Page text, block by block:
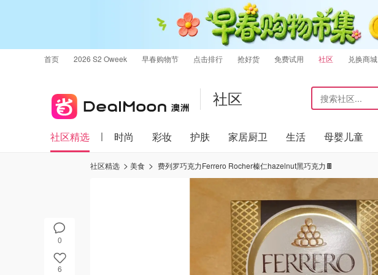
首页 2026 S2 Oweek 早春购物节 点击排行 抢好货 免费试用 社区 兑换商城
社区
社区精选 时尚 彩妆 护肤 家居厨卫 生活 母婴儿童
0
6
社区精选 美食 费列罗巧克力Ferrero Rocher榛仁hazelnut黑巧克力🍫